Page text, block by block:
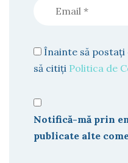
Înainte să postați
să citiți Politica de
Notifică-mă prin
publicate alte